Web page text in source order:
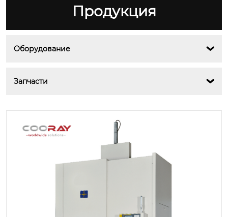
Продукция
Оборудование 
Запчасти 